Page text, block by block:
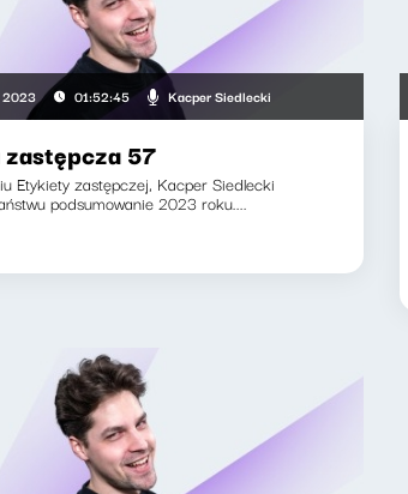
01:52:45 Kacper Siedlecki
57
Etykiety zastępczej, Kacper Siedlecki
podsumowanie 2023 roku....